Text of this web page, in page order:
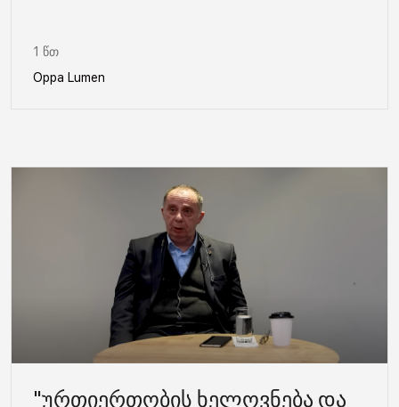
1 წთ
Oppa Lumen
"ურთიერთობის ხელოვნება და